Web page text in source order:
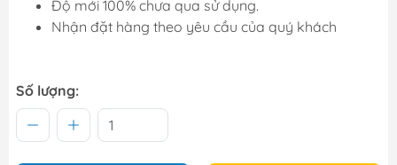
Độ mới 100% chưa qua sử dụng.
Nhận đặt hàng theo yêu cầu của quý khách
Số lượng: